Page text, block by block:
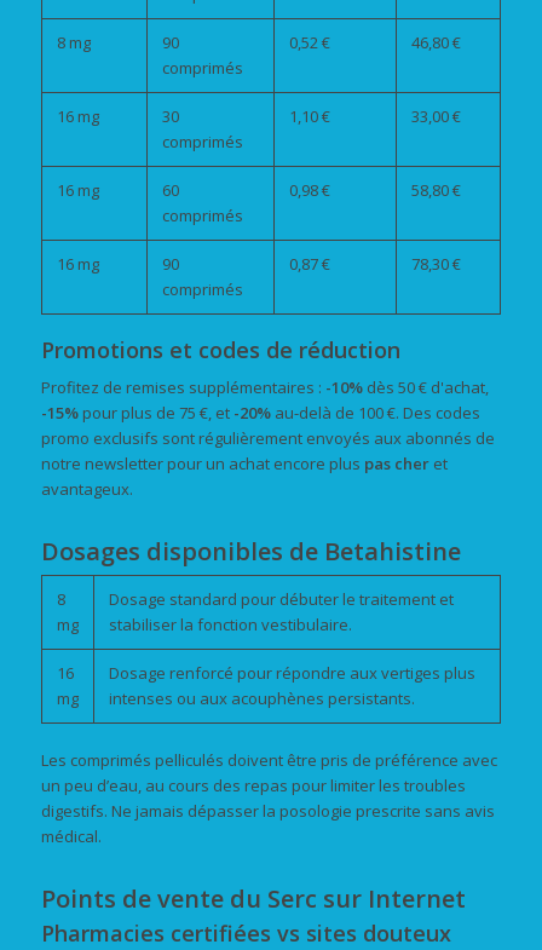
8 mg
90
comprimés
0,52 € 46,80 €
16 mg
30
comprimés
1,10 € 33,00 €
16 mg
60
comprimés
0,98 € 58,80 €
16 mg
90
comprimés
0,87 € 78,30 €
Promotions et codes de réduction
Profitez de remises supplémentaires : -10%dès 50 € d'achat,
-15%pour plus de 75 €, et -20%au-delà de 100 €. Des codes
promo exclusifs sont régulièrement envoyés aux abonnés de
notre newsletter pour un achat encore plus pas cheret
avantageux.
Dosages disponibles de Betahistine
8
mg
Dosage standard pour débuter le traitement et
stabiliser la fonction vestibulaire.
16
mg
Dosage renforcé pour répondre aux vertiges plus
intenses ou aux acouphènes persistants.
Les comprimés pelliculés doivent être pris de préférence avec
un peu d’eau, au cours des repas pour limiter les troubles
digestifs. Ne jamais dépasser la posologie prescrite sans avis
médical.
Points de vente du Serc sur Internet
Pharmacies certifiées vs sites douteux